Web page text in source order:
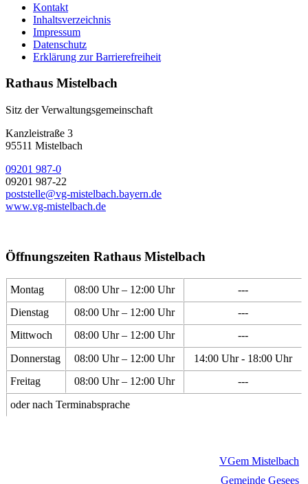
Kontakt
Inhaltsverzeichnis
Impressum
Datenschutz
Erklärung zur Barrierefreiheit
Rathaus Mistelbach
Sitz der Verwaltungsgemeinschaft
Kanzleistraße 3
95511 Mistelbach
09201 987-0
09201 987-22
poststelle@vg-mistelbach.bayern.de
www.vg-mistelbach.de
Öffnungszeiten Rathaus Mistelbach
Montag 08:00 Uhr – 12:00 Uhr
---
Dienstag
08:00 Uhr – 12:00 Uhr
---
Mittwoch
08:00 Uhr – 12:00 Uhr
---
Donnerstag
08:00 Uhr – 12:00 Uhr
14:00 Uhr - 18:00 Uhr
Freitag
08:00 Uhr – 12:00 Uhr
---
oder nach Terminabsprache
VGem Mistelbach
Gemeinde Gesees